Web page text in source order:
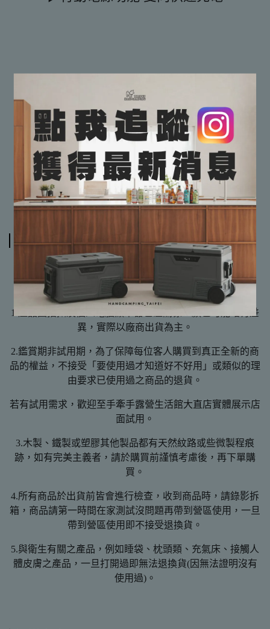
✔有專業搭建教學，保證教到會
✔保證完整售後服務
【貼心小提醒📢📢】
📌由於實體門市與網路商店同時販售
📌請務必詢問有無現貨再下標哦，非常感謝
規格說明
【注意事項】
1.產品因拍攝及個人電腦顯示器色溫關係，顏色可能略有差
異，實際以廠商出貨為主。
2.鑑賞期非試用期，為了保障每位客人購買到真正全新的商
品的權益，不接受「要使用過才知道好不好用」或類似的理
由要求已使用過之商品的退貨。
若有試用需求，歡迎至手牽手露營生活館大直店實體展示店
面試用。
3.木製、鐵製或塑膠其他製品都有天然紋路或些微製程痕
跡，如有完美主義者，請於購買前謹慎考慮後，再下單購
買。
4.所有商品於出貨前皆會進行檢查，收到商品時，請錄影拆
箱，商品請第一時間在家測試沒問題再帶到營區使用，一旦
帶到營區使用即不接受退換貨。
5.與衛生有關之產品，例如睡袋、枕頭類、充氣床、接觸人
體皮膚之產品，一旦打開過即無法退換貨(因無法證明沒有
使用過)。